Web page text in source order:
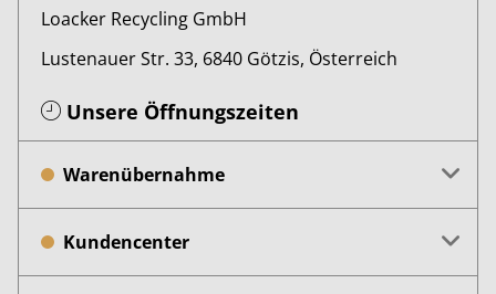
Loacker Recycling GmbH
Lustenauer Str. 33, 6840 Götzis, Österreich
Unsere Öffnungszeiten
Warenübernahme
Kundencenter